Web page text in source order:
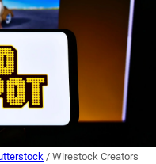
/ Wirestock Creators